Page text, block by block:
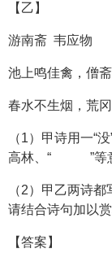
【乙】
游南斋 韦应物
池上鸣佳禽，僧
春水不生烟，荒
（1）甲诗用一“
高林、“ ”等意
（2）甲乙两诗
请结合诗句加以赏
【答案】